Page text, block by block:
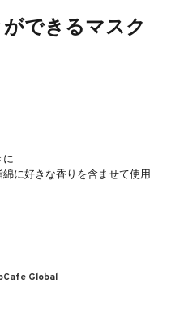
できるマスク
に
に好きな香りを含ませて使用
Global